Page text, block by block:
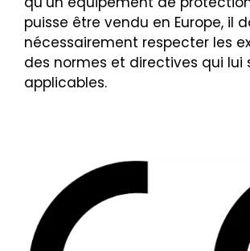
puisse être vendu en Europe, il
nécessairement respecter les
des normes et directives qui lui
applicables.